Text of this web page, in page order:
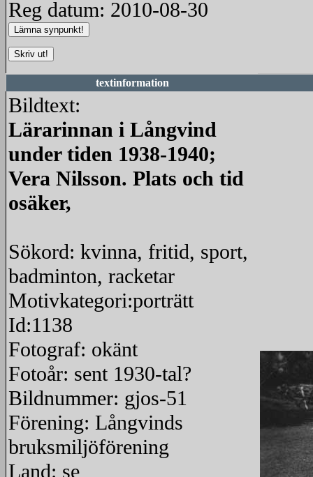
Reg datum: 2010-08-30
textinformation
Bildtext:
Lärarinnan i Långvind
under tiden 1938-1940;
Vera Nilsson. Plats och tid
osäker,
Sökord: kvinna, fritid, sport,
badminton, racketar
Motivkategori:porträtt
Id:1138
Fotograf: okänt
Fotoår: sent 1930-tal?
Bildnummer: gjos-51
Förening: Långvinds
bruksmiljöförening
Land: se